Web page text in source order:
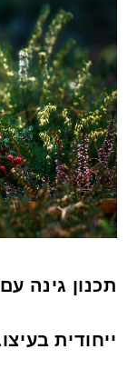
תכנון גינה
ייחודית